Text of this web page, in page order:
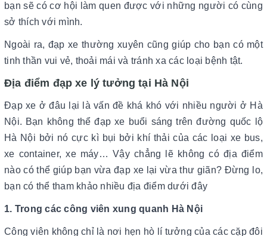
bạn sẽ có cơ hội làm quen được với những người có cùng
sở thích với mình.
Ngoài ra, đạp xe thường xuyên cũng giúp cho bạn có một
tinh thần vui vẻ, thoải mái và tránh xa các loại bệnh tật.
Địa điểm đạp xe lý tưởng tại Hà Nội
Đạp xe ở đâu lại là vấn đề khá khó với nhiều người ở Hà
Nội. Bạn không thể đạp xe buổi sáng trên đường quốc lộ
Hà Nội bởi nó cực kì bụi bởi khí thải của các loại xe bus,
xe container, xe máy… Vậy chẳng lẽ không có địa điểm
nào có thể giúp bạn vừa đạp xe lại vừa thư giãn? Đừng lo,
bạn có thể tham khảo nhiều địa điểm dưới đây
1. Trong các công viên xung quanh Hà Nội
Công viên không chỉ là nơi hẹn hò lí tưởng của các cặp đôi